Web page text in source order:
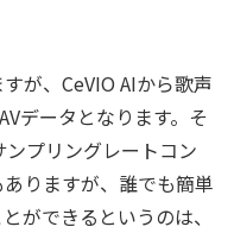
が、CeVIO AIから歌声
データとなります。そ
プリングレートコン
りますが、誰でも簡単
ができるというのは、